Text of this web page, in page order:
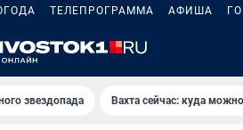
ТЕЛЕПРОГРАММА АФИША
звездопада Вахта сейчас: куда